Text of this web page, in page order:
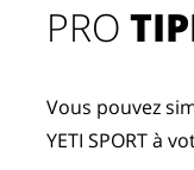
PRO
Vous pouvez
YETI SPORT à